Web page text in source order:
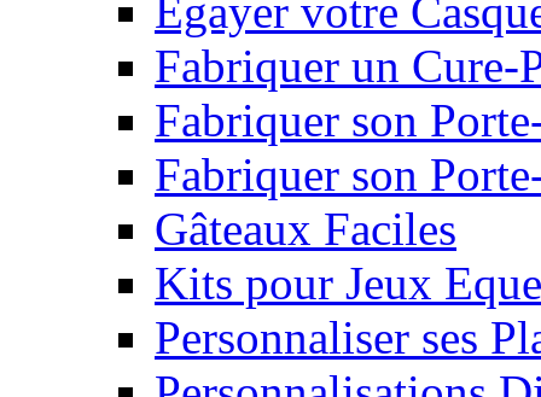
Egayer votre
Fabriquer un Cure-
Fabriquer son
Fabriquer son
Gâteaux Faciles
Kits pour Jeux
Personnaliser ses